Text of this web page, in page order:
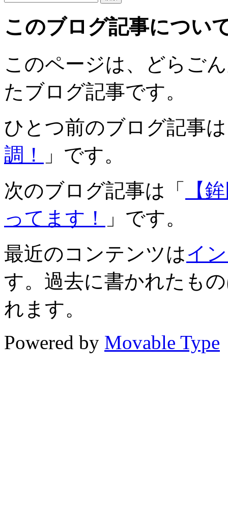
このブログ記事につい
このページは、どらご
たブログ記事です。
ひとつ前のブログ記事
調！
」です。
次のブログ記事は「
【
ってます！
」です。
最近のコンテンツはイ
す。過去に書かれたも
れます。
Powered by Movable Type